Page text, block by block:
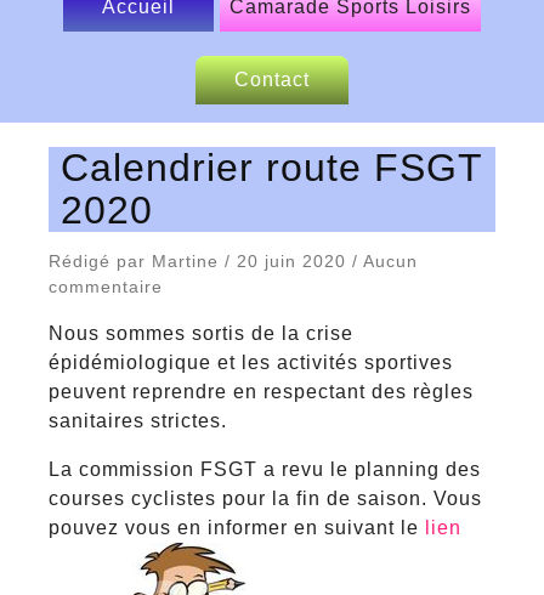
Accueil Camarade Sports Loisirs
Le CSL
Nos sponsors
Contact
Calendrier route FSGT
2020
Rédigé par Martine / 20 juin 2020 / Aucun
commentaire
Nous sommes sortis de la crise
épidémiologique et les activités sportives
peuvent reprendre en respectant des règles
sanitaires strictes.
La commission FSGT a revu le planning des
courses cyclistes pour la fin de saison. Vous
pouvez vous en informer en suivant le
lien